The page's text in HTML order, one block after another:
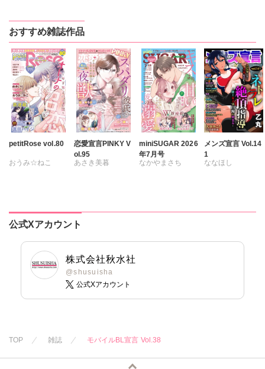
冬坂ころも
冬坂ころも
サクラサクヤ
おすすめ雑誌作品
petitRose vol.80
おうみ☆ねこ
真田ハイジ
桃凪めぐ
日野塔子
北里千寿
奥原まむ
恋愛宣言PINKY V
ol.95
あさき美暮
紫賀サヲリ
小鳥晶
松本ゆうか
水瀬友美
相田早智子
知葉サナガ
春時雨よわ
miniSUGAR 2026
年7月号
なかやまさち
九条タカオミ
さくら蒼
紅ヶ屋
メンズ宣言 Vol.14
1
ななほし
葉月かずお
公式Xアカウント
株式会社秋水社
@shusuisha
公式Xアカウント
TOP 雑誌 モバイルBL宣言 Vol.38